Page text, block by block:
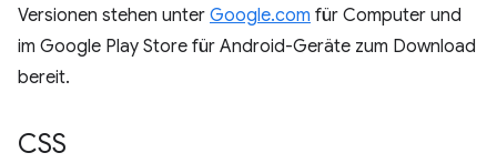
Versionen stehen unter Google.com für Computer und
im Google Play Store für Android-Geräte zum Download
bereit.
CSS